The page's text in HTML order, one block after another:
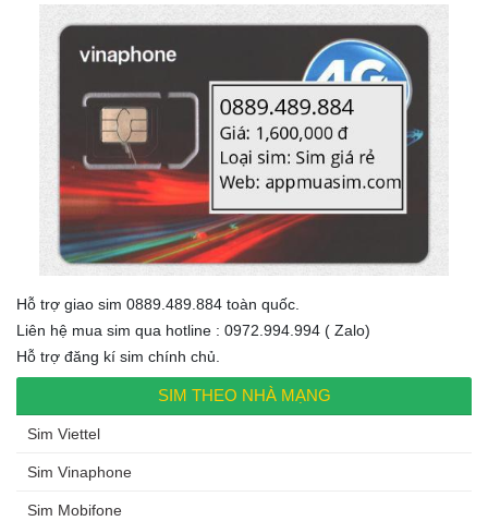
Hỗ trợ giao sim 0889.489.884 toàn quốc.
Liên hệ mua sim qua hotline : 0972.994.994 ( Zalo)
Hỗ trợ đăng kí sim chính chủ.
SIM THEO NHÀ MẠNG
Sim Viettel
Sim Vinaphone
Sim Mobifone